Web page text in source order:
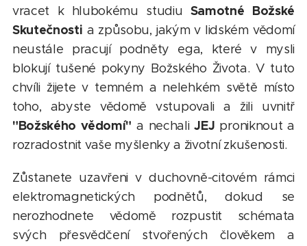
vracet k hlubokému studiu Samotné Božské
Skutečnosti a způsobu, jakým v lidském vědomí
neustále pracují podněty ega, které v mysli
blokují tušené pokyny Božského Života. V tuto
chvíli žijete v temném a nelehkém světě místo
toho, abyste vědomě vstupovali a žili uvnitř
"Božského vědomí" a nechaliJEJ proniknout a
rozradostnit vaše myšlenky a životní zkušenosti.
Zůstanete uzavřeni v duchovně-citovém rámci
elektromagnetických podnětů, dokud se
nerozhodnete vědomě rozpustit schémata
svých přesvědčení stvořených člověkem a